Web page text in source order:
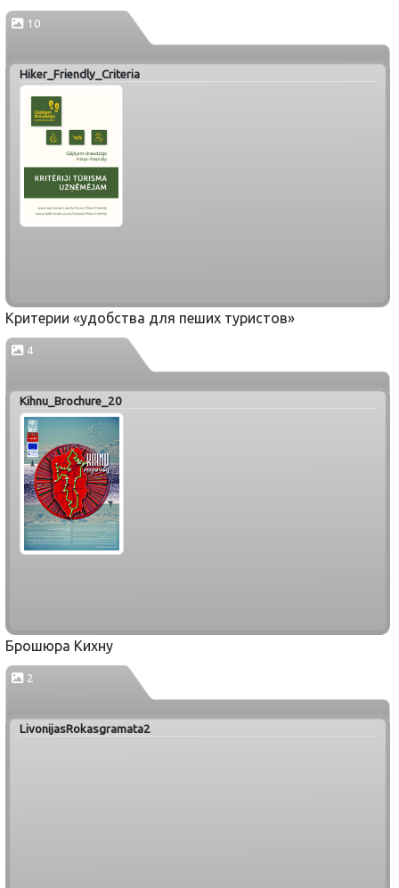
10
Hiker_Friendly_Criteria
Критерии «удобства для пеших туристов»
4
Kihnu_Brochure_20
Брошюра Кихну
2
LivonijasRokasgramata2